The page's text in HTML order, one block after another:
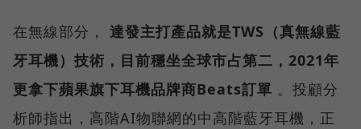
在無線部分， 達發主打產品就是TWS（真無線藍
牙耳機）技術，目前穩坐全球市占第二，2021年
更拿下蘋果旗下耳機品牌商Beats訂單 。投顧分
析師指出，高階AI物聯網的中高階藍牙耳機，正